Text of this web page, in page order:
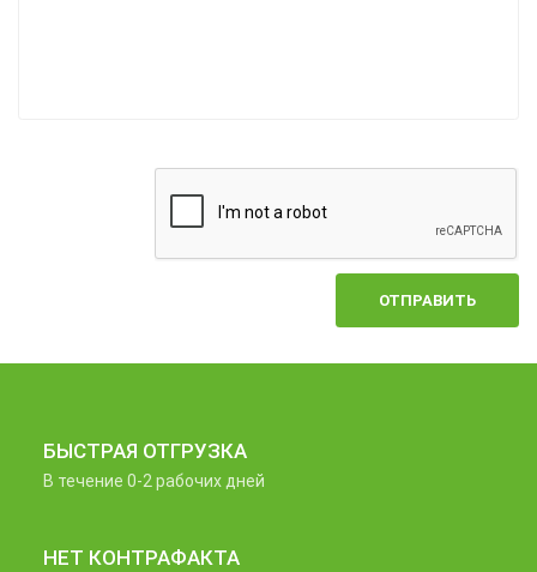
ОТПРАВИТЬ
БЫСТРАЯ ОТГРУЗКА
В течение 0-2 рабочих дней
НЕТ КОНТРАФАКТА